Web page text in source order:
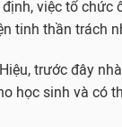
việc tổ chức
tinh thần trách
trước đây
học sinh và có